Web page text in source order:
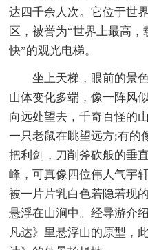
达四千余人次。它位于世
区，被誉为“世界上最高
快”的观光电梯。
坐上天梯，眼前的景
山体变化多端，像一阵风
向远处望去，千奇百怪的
一只老鼠在眺望远方;有的
把利剑，刀削斧砍般的垂
峰，可真像四位伟人气宇
被一片片乳白色若隐若现
悬浮在山涧中。经导游介
凡达》里悬浮山的原型，